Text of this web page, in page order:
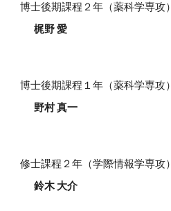
博士後期課程 ２年（薬科学専攻）
梶野 愛
博士後期課程 １年（薬科学専攻）
野村 真一
修士課程 ２年（学際情報学専攻）
鈴木 大介